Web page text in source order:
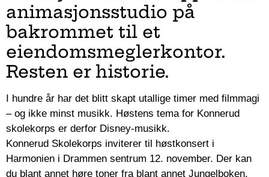
animasjonsstudio på
bakrommet til et
eiendomsmeglerkontor.
Resten er historie.
I hundre år har det blitt skapt utallige timer med filmmagi
– og ikke minst musikk. Høstens tema for Konnerud
skolekorps er derfor Disney-musikk.
Konnerud Skolekorps inviterer til høstkonsert i
Harmonien i Drammen sentrum 12. november. Der kan
du blant annet høre toner fra blant annet Jungelboken,